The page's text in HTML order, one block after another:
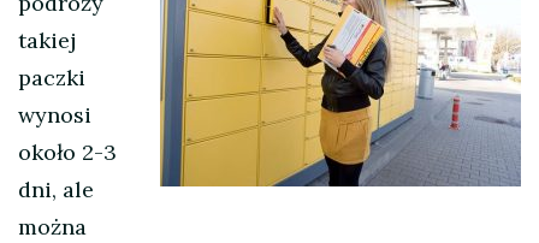
takiej
paczki
wynosi
około 2-3
dni, ale
można